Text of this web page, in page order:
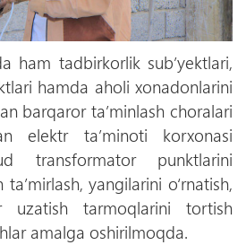
ham tadbirkorlik sub’yektlari,
hamda aholi xonadonlarini
barqaror ta’minlash choralari
elektr ta’minoti korxonasi
transformator punktlarini
yangilarini o‘rnatish,
uzatish tarmoqlarini tortish
amalga oshirilmoqda.